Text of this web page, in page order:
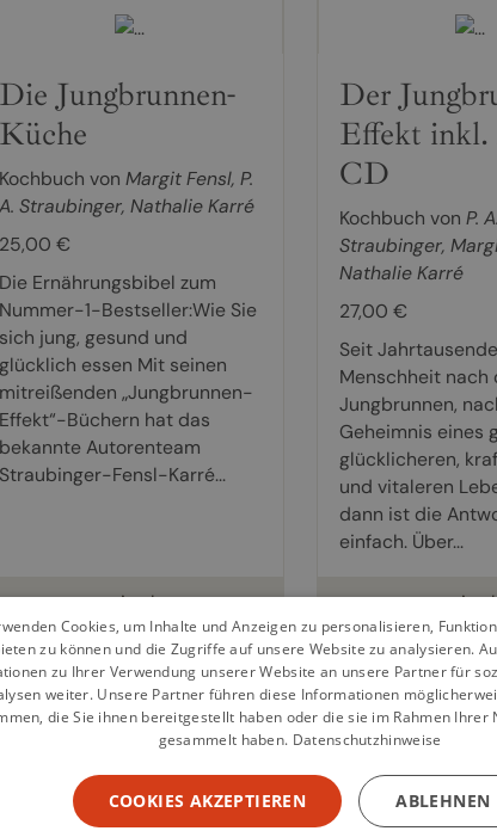
Die Jungbrunnen-
Küche
Kochbuch von Margit Fensl, P.
A. Straubinger, Nathalie Karré
25,00 €
Die Ernährungsbibel zum
Nummer-1-Bestseller:Wie Sie
sich jung, gesund und
glücklich essen Mit seinen
mitreißenden „Jungbrunnen-
Effekt“-Büchern hat das
bekannte Autorenteam
Straubinger-Fensl-Karré...
weiterlesen
Der
Effekt
CD
Kochbuch von P. A.
Straubinger,
Nathalie Karré
27,00 €
Seit
Menschheit nach
Jungbrunnen,
Geheimnis eines
glücklicheren,
und vitaleren
dann ist die
einfach. Über...
Cookies, um Inhalte und Anzeigen zu personalisieren,
zu können und die Zugriffe auf unsere Website zu analysieren.
zu Ihrer Verwendung unserer Website an unsere Partner für
weiter. Unsere Partner führen diese Informationen
die Sie ihnen bereitgestellt haben oder die sie im Rahmen Ihrer
gesammelt haben. Datenschutzhinweise
COOKIES AKZEPTIEREN ABLEHNEN